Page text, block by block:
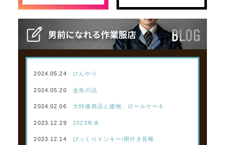
2024.05.24 ひんやり
2024.05.20 金魚の話
2024.02.06 大特価商品と建物、ロールケーキ
2023.12.29 2023年末
2023.12.14 びっくりドンキー/胴付き長靴